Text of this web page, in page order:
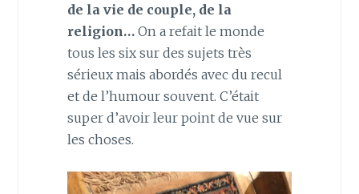
de la vie de couple, de la
religion…On a refait le monde
tous les six sur des sujets très
sérieux mais abordés avec du recul
et de l’humour souvent. C’était
super d’avoir leur point de vue sur
les choses.